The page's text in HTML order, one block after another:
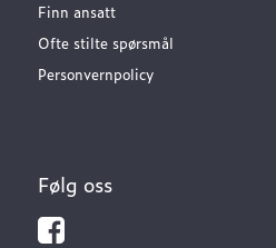
Finn ansatt
Ofte stilte spørsmål
Personvernpolicy
Følg oss